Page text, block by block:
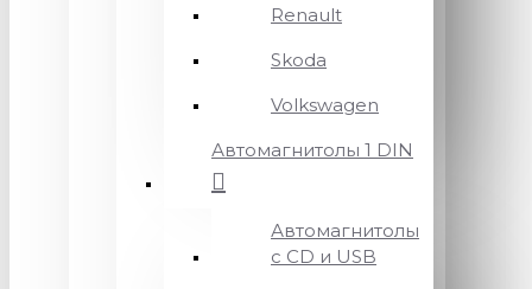
Renault
Skoda
Volkswagen
Автомагнитолы 1 DIN
Автомагнитолы
с CD и USB